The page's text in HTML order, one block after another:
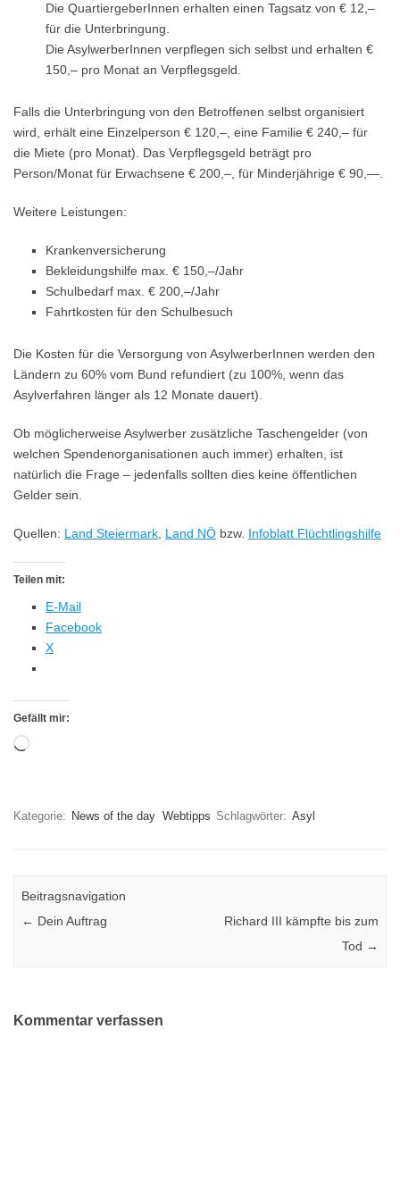
Die QuartiergeberInnen erhalten einen Tagsatz von € 12,–
für die Unterbringung.
Die AsylwerberInnen verpflegen sich selbst und erhalten €
150,– pro Monat an Verpflegsgeld.
Falls die Unterbringung von den Betroffenen selbst organisiert
wird, erhält eine Einzelperson € 120,–, eine Familie € 240,– für
die Miete (pro Monat). Das Verpflegsgeld beträgt pro
Person/Monat für Erwachsene € 200,–, für Minderjährige € 90,—.
Weitere Leistungen:
Krankenversicherung
Bekleidungshilfe max. € 150,–/Jahr
Schulbedarf max. € 200,–/Jahr
Fahrtkosten für den Schulbesuch
Die Kosten für die Versorgung von AsylwerberInnen werden den
Ländern zu 60% vom Bund refundiert (zu 100%, wenn das
Asylverfahren länger als 12 Monate dauert).
Ob möglicherweise Asylwerber zusätzliche Taschengelder (von
welchen Spendenorganisationen auch immer) erhalten, ist
natürlich die Frage – jedenfalls sollten dies keine öffentlichen
Gelder sein.
Quellen: Land Steiermark Land NÖ bzw. Infoblatt Flüchtlingshilfe
Teilen mit:
E-Mail
Facebook
X
Gefällt mir:
Wird
Kategorie: News of the day Webtipps Schlagwörter: Asyl
Beitragsnavigation
← Dein Auftrag
Richard III kämpfte bis zum
Tod →
Kommentar verfassen